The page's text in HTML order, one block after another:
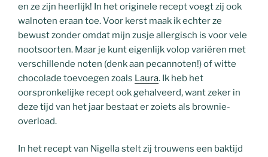
en ze zijn heerlijk! In het originele recept voegt zij ook
walnoten eraan toe. Voor kerst maak ik echter ze
bewust zonder omdat mijn zusje allergisch is voor vele
nootsoorten. Maar je kunt eigenlijk volop variëren met
verschillende noten (denk aan pecannoten!) of witte
chocolade toevoegen zoals Laura. Ik heb het
oorspronkelijke recept ook gehalveerd, want zeker in
deze tijd van het jaar bestaat er zoiets als brownie-
overload.
In het recept van Nigella stelt zij trouwens een baktijd